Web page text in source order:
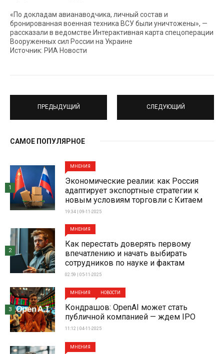
«По докладам авианаводчика, личный состав и
бронированная военная техника ВСУ были уничтожены», —
рассказали в ведомстве.Интерактивная карта спецоперации
Вооруженных сил России на Украине
Источник: РИА Новости
ПРЕДЫДУЩИЙ СЛЕДУЮЩИЙ
САМОЕ ПОПУЛЯРНОЕ
МНЕНИЯ
Экономические реалии: как Россия
адаптирует экспортные стратегии к
новым условиям торговли с Китаем
19:34 | 09-11-2025
1
МНЕНИЯ
Как перестать доверять первому
впечатлению и начать выбирать
сотрудников по науке и фактам
02:59 | 05-11-2025
2
МНЕНИЯ НОВОСТИ
Кондрашов: OpenAI может стать
публичной компанией — ждем IPO
11:12 | 04-11-2025
3
МНЕНИЯ